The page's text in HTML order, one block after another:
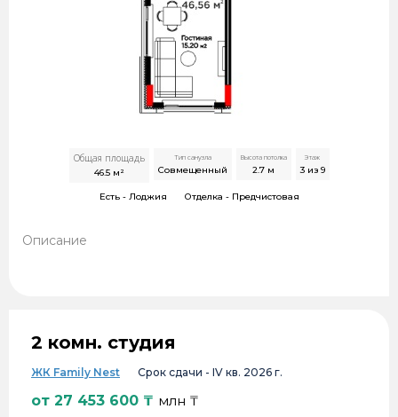
Общая площадь
46.5м²
Тип санузла
Совмещенный
Высота потолка
2.7 м
Этаж
3 из 9
Есть - Лоджия Отделка - Предчистовая
Описание
2 комн. студия
ЖК Family Nest Срок сдачи - IV кв. 2026 г.
от 27 453 600 ₸ млн ₸